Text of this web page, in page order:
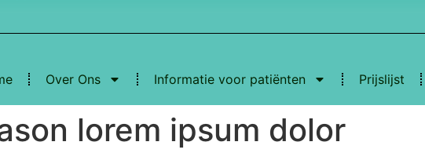
Over Ons Informatie voor patiënten Prijslijst
lorem ipsum dolor